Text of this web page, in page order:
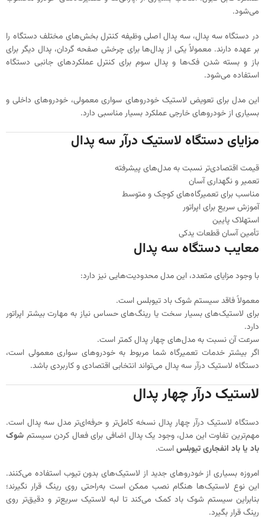
می‌شود.
در دستگاه سه پدال، سه پدال اصلی وظیفه کنترل بخش‌های مختلف دستگاه را
بر عهده دارند. معمولاً یکی از پدال‌ها برای چرخش صفحه گردان، پدال دیگر برای
باز و بسته شدن فک‌ها و پدال سوم برای کنترل عملکردهای جانبی دستگاه
استفاده می‌شود.
این مدل برای تعویض لاستیک خودروهای سواری معمولی، خودروهای داخلی و
بسیاری از خودروهای خارجی عملکرد بسیار مناسبی دارد.
مزایای دستگاه لاستیک درآر سه پدال
قیمت اقتصادی‌تر نسبت به مدل‌های پیشرفته
تعمیر و نگهداری آسان
مناسب برای تعمیرگاه‌های کوچک و متوسط
آموزش سریع برای اپراتور
استهلاک پایین
تأمین آسان قطعات یدکی
معایب دستگاه سه پدال
با وجود مزایای متعدد، این مدل محدودیت‌هایی نیز دارد:
معمولاً فاقد سیستم شوک باد تیوبلس است.
برای لاستیک‌های بسیار سخت یا رینگ‌های حساس نیاز به مهارت بیشتر اپراتور
دارد.
سرعت آن نسبت به مدل‌های چهار پدال کمتر است.
اگر بیشتر خدمات تعمیرگاه شما مربوط به خودروهای سواری معمولی است،
دستگاه لاستیک درآر سه پدال می‌تواند انتخابی اقتصادی و کاربردی باشد.
لاستیک درآر چهار پدال
دستگاه لاستیک درآر چهار پدال نسخه کامل‌تر و حرفه‌ای‌تر مدل سه پدال است.
مهم‌ترین تفاوت این مدل، وجود یک پدال اضافی برای فعال کردن سیستم شوک
باد یا باد انفجاری تیوبلساست.
امروزه بسیاری از خودروهای جدید از لاستیک‌های بدون تیوب استفاده می‌کنند.
این نوع لاستیک‌ها هنگام نصب ممکن است به‌راحتی روی رینگ قرار نگیرند؛
بنابراین سیستم شوک باد کمک می‌کند تا لبه لاستیک سریع‌تر و دقیق‌تر روی
رینگ قرار بگیرد.